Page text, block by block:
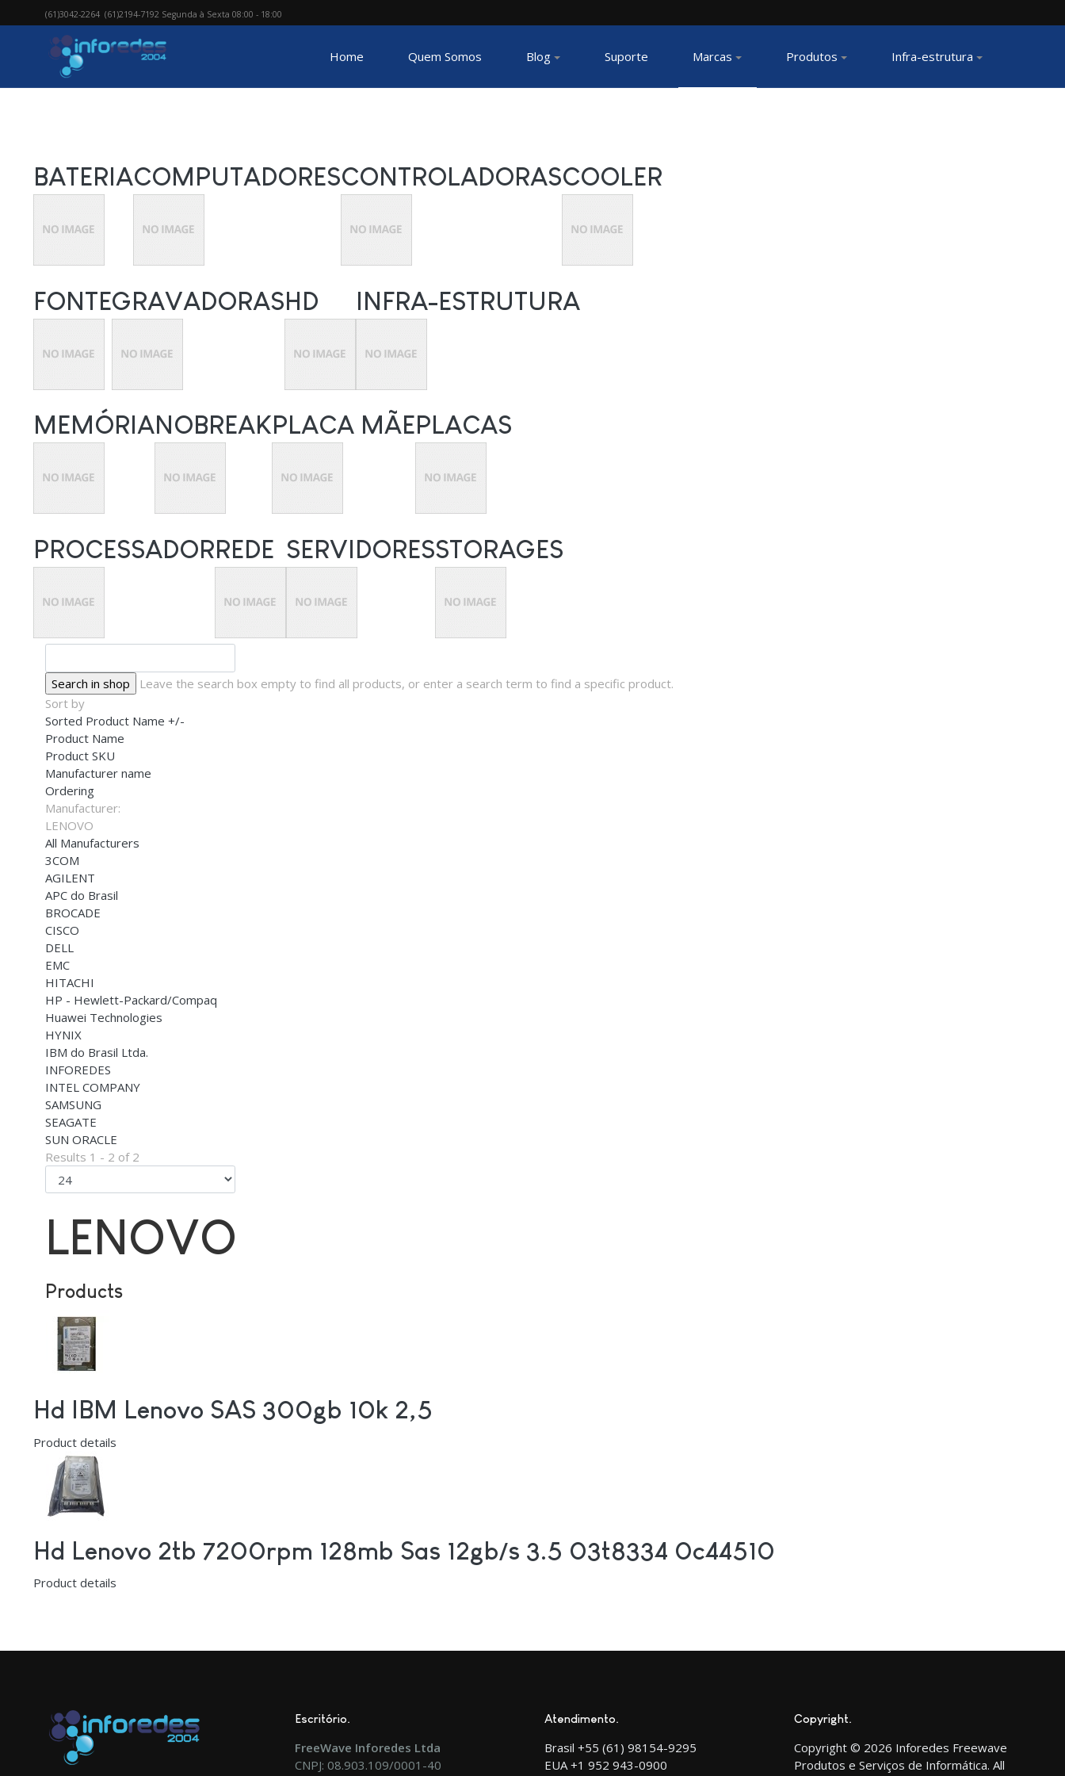
(61)3042-2264 (61)2194-7192 Segunda à Sexta 08:00 - 18:00
Home Quem Somos Blog Suporte Marcas Produtos Infra-estrutura
BATERIACOMPUTADORESCONTROLADORASCOOLER
FONTEGRAVADORASHD INFRA-ESTRUTURA
MEMÓRIANOBREAKPLACA MÃEPLACAS
PROCESSADORREDE SERVIDORESSTORAGES
Leave the search box empty to find all products, or enter a search term to find a specific product.
Sort by
Sorted Product Name +/-
Product Name
Product SKU
Manufacturer name
Ordering
Manufacturer:
LENOVO
All Manufacturers
3COM
AGILENT
APC do Brasil
BROCADE
CISCO
DELL
EMC
HITACHI
HP - Hewlett-Packard/Compaq
Huawei Technologies
HYNIX
IBM do Brasil Ltda.
INFOREDES
INTEL COMPANY
SAMSUNG
SEAGATE
SUN ORACLE
Results 1 - 2 of 2
LENOVO
Products
Hd IBM Lenovo SAS 300gb 10k 2,5
Product details
Hd Lenovo 2tb 7200rpm 128mb Sas 12gb/s 3.5 03t8334 0c44510
Product details
Escritório
FreeWave Inforedes Ltda
CNPJ: 08.903.109/0001-40
Atendimento
Brasil +55 (61) 98154-9295
EUA +1 952 943-0900
Copyright
Copyright © 2026 Inforedes Freewave
Produtos e Serviços de Informática. All